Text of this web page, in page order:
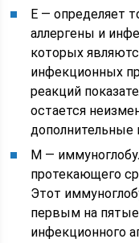
Е — определяет
аллергены и
которых
инфекционных
реакций
остается
дополнительные
М —
протекающего
Этот
первым на
инфекционного